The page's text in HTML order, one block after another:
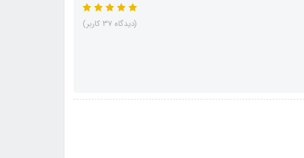
(دیدگاه 37 کاربر)